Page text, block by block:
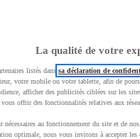
La qualité de votre
listés dans sa déclaration de
votre mobile ou votre tablette, afin de
afficher des publicités ciblées sur les
offrir des fonctionnalités relatives aux
nécessaires au fonctionnement du site et de
optimale, nous vous invitons à accepter